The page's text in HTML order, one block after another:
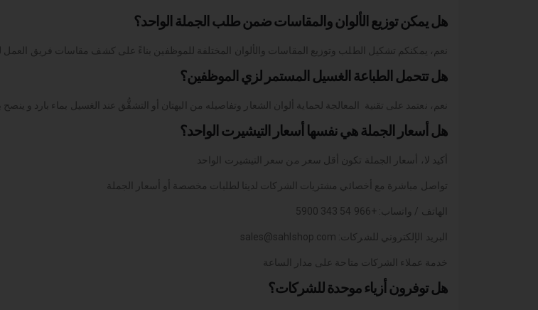
هل يمكن توزيع الألوان والمقاسات ضمن طلب الجملة الواحد؟
نعم، يمكنكم تشكيل الطلب وتوزيع المقاسات والألوان المختلفة للموظفين بناءً على كشف مقاسات فريق
هل تتحمل الطباعة الغسيل المستمر لزي الموظفين؟
نعم، نعتمد على تقنية المعالجة لحماية ألوان الشعار وتفاصيله من البهتان أو التشقُّق عند الغسيل بماء بارد و
هل أسعار الجملة هي نفسها أسعار التيشيرت الواحد؟
أكيد لا، أسعار الجملة تكون أقل سعر من سعر التيشيرت الواحد
تواصل مباشرة مع أخصائي مشتريات الشركات لدينا لطلبات مخصصة أو أسعار الجملة
الهاتف / واتساب: +966 54 343 5900
البريد الإلكتروني للشركات: sales@sahlshop.com
خدمة عملاء الشركات متاحة على مدار الساعة
هل توفرون أزياء موحدة للشركات؟